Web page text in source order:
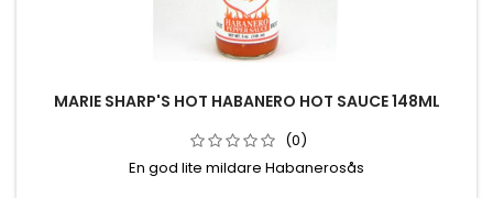
MARIE SHARP'S HOT HABANERO HOT SAUCE 148ML
(0)
En god lite mildare Habanerosås